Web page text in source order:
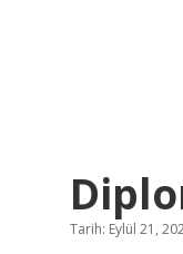
Tarih: Eylül 21,